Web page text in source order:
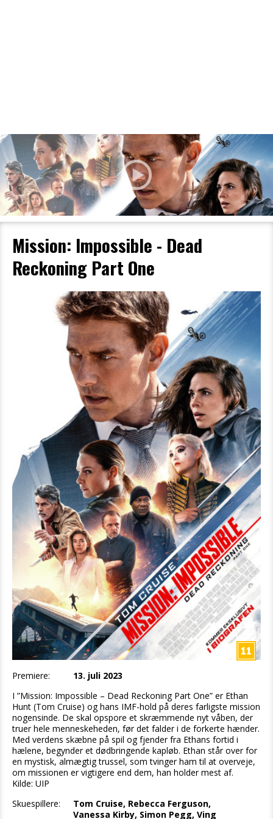
Mission: Impossible - Dead
Reckoning Part One
Premiere:
13. juli 2023
I ”Mission: Impossible – Dead Reckoning Part One” er Ethan
Hunt (Tom Cruise) og hans IMF-hold på deres farligste mission
nogensinde. De skal opspore et skræmmende nyt våben, der
truer hele menneskeheden, før det falder i de forkerte hænder.
Med verdens skæbne på spil og fjender fra Ethans fortid i
hælene, begynder et dødbringende kapløb. Ethan står over for
en mystisk, almægtig trussel, som tvinger ham til at overveje,
om missionen er vigtigere end dem, han holder mest af.
Kilde: UIP
Skuespillere:
Tom Cruise, Rebecca Ferguson,
Vanessa Kirby, Simon Pegg, Ving